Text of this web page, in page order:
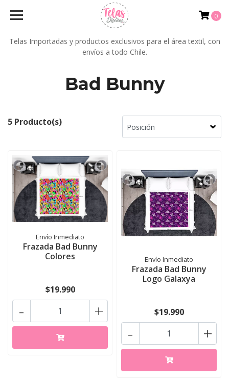
Telas Importadas y productos exclusivos para el área textil, con
envíos a todo Chile.
0
Bad Bunny
5 Producto(s)
Envío Inmediato
Frazada Bad Bunny
Colores
$19.990
+
-
Envío Inmediato
Frazada Bad Bunny
Logo Galaxya
$19.990
+
-